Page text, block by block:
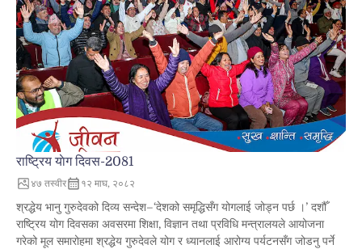
राष्ट्रिय याेग दिवस-2081
४७ तस्वीर १२ माघ, २०८२
श्रद्धेय भानु गुरुदेवको दिव्य सन्देश–‘देशको समृद्धिसँग योगलाई जोड्न पर्छ ।’ दशौँ
राष्ट्रिय योग दिवसका अवसरमा शिक्षा, विज्ञान तथा प्रविधि मन्त्रालयले आयोजना
गरेको मूल समारोहमा श्रद्धेय गुरुदेवले योग र ध्यानलाई आरोग्य पर्यटनसँग जोडनु पर्ने